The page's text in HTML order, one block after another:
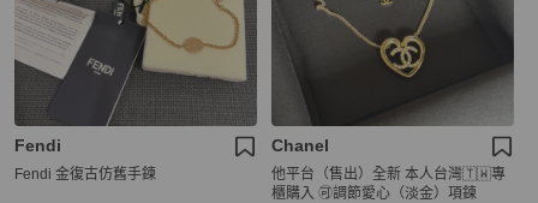
Fendi
Fendi 金復古仿舊手鍊
Chanel
他平台（售出）全新 本人台灣🇹🇼專
櫃購入 🉑調節愛心（淡金）項鍊